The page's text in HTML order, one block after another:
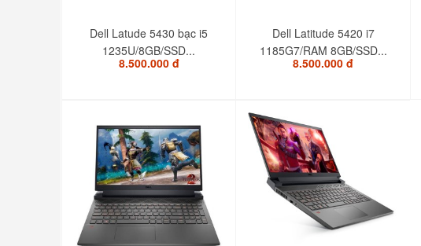
Dell Latude 5430 bạc i5
1235U/8GB/SSD...
8.500.000 đ
Dell Latitude 5420 i7
1185G7/RAM 8GB/SSD...
8.500.000 đ